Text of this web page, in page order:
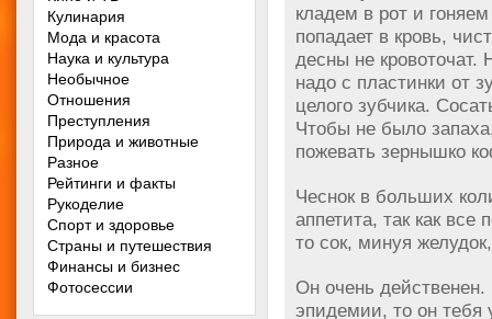
кладем в рот и
попадает в кровь,
десны не кровоточат.
надо с пластинки от
целого зубчика.
Чтобы не было
пожевать зернышко
Чеснок в больших
аппетита, так как все
то сок, минуя
Он очень
эпидемии, то он тебя
Кулинария
Мода и красота
Наука и культура
Необычное
Отношения
Преступления
Природа и животные
Разное
Рейтинги и факты
Рукоделие
Спорт и здоровье
Страны и путешествия
Финансы и бизнес
Фотосессии